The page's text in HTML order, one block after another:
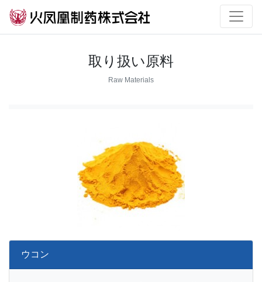
取り扱い原料
Raw Materials
ウコン